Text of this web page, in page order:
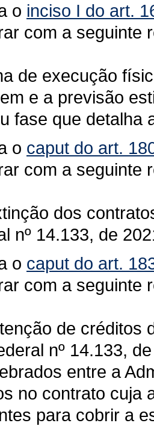
o inciso I do art.
com a seguinte
de execução
e a previsão
fase que detalha
o caput do art.
com a seguinte
dos
nº 14.133, de
o caput do art.
com a seguinte
de créditos
nº 14.133,
entre a
no contrato cuja
para cobrir a